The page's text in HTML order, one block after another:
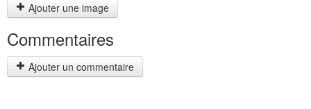
Ajouter une image
Commentaires
Ajouter un commentaire